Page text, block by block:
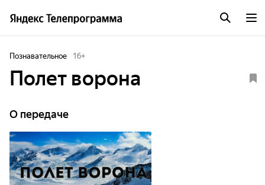
Познавательное 16+
Полет ворона
О передаче